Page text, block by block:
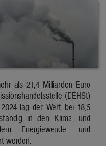
als 21,4 Milliarden Euro
(DEHSt)
lag der Wert bei 18,5
in den Klima- und
Energiewende- und
werden.